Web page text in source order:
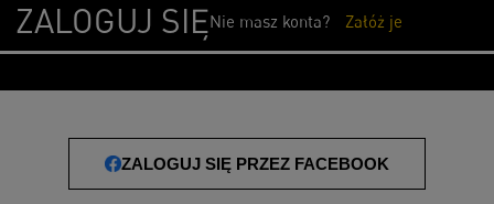
ZALOGUJ SIĘNie masz konta? Załóż je
ZALOGUJ SIĘ PRZEZ FACEBOOK